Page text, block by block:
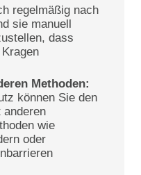
regelmäßig nach
sie manuell
dass
Methoden:
können Sie den
anderen
wie
oder